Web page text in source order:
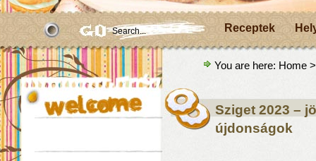
Receptek
You are here: Home
Sziget 2023 –
újdonságok